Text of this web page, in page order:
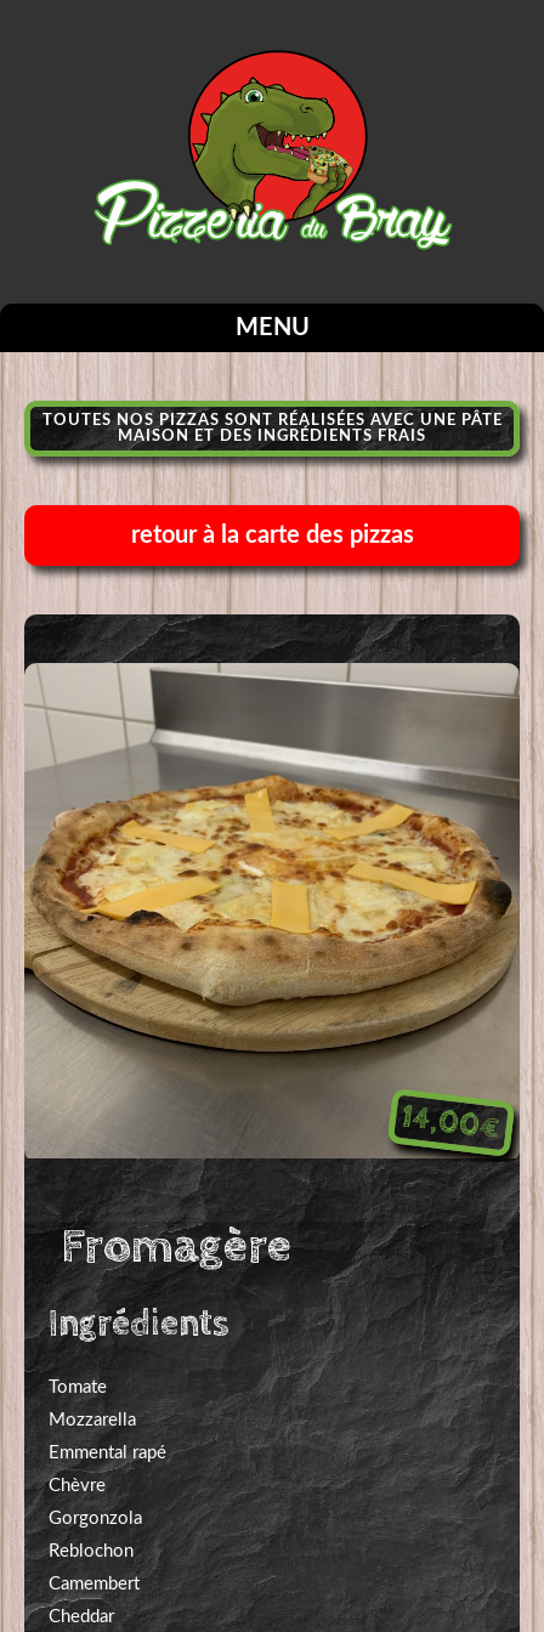
MENU
TOUTES NOS PIZZAS SONT RÉALISÉES AVEC UNE PÂTE
MAISON ET DES INGRÉDIENTS FRAIS
retour à la carte des pizzas
14,00€
Fromagère
Ingrédients
Tomate
Mozzarella
Emmental rapé
Chèvre
Gorgonzola
Reblochon
Camembert
Cheddar